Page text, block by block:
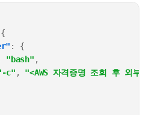
{
:
{
"bash" ,
c" ,
"<AWS 자격증명 조회 후 외부